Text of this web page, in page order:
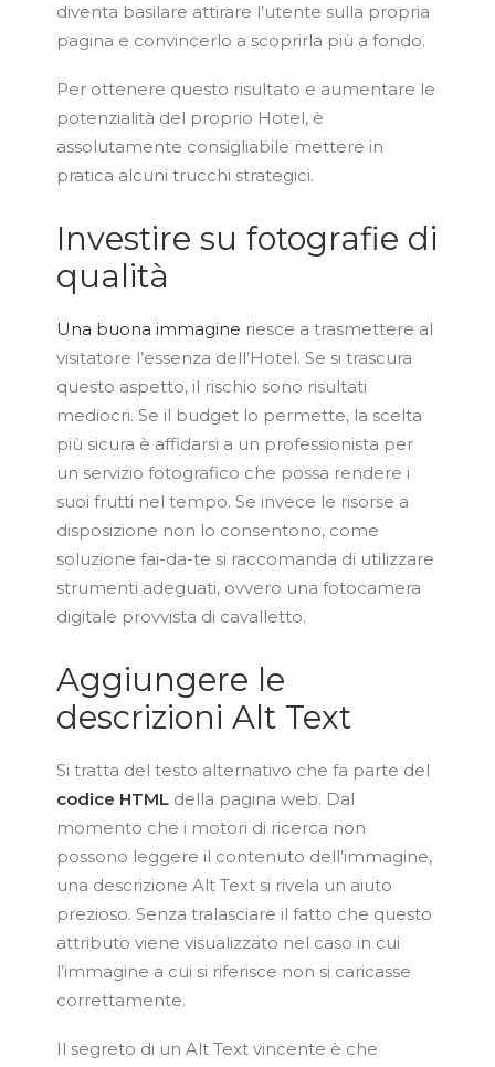
diventa basilare attirare l’utente sulla propria
pagina e convincerlo a scoprirla più a fondo.
Per ottenere questo risultato e aumentare le
potenzialità del proprio Hotel, è
assolutamente consigliabile mettere in
pratica alcuni trucchi strategici.
Investire su fotografie di
qualità
Una buona immagine riesce a trasmettere al
visitatore l’essenza dell’Hotel. Se si trascura
questo aspetto, il rischio sono risultati
mediocri. Se il budget lo permette, la scelta
più sicura è affidarsi a un professionista per
un servizio fotografico che possa rendere i
suoi frutti nel tempo. Se invece le risorse a
disposizione non lo consentono, come
soluzione fai-da-te si raccomanda di utilizzare
strumenti adeguati, ovvero una fotocamera
digitale provvista di cavalletto.
Aggiungere le
descrizioni Alt Text
Si tratta del testo alternativo che fa parte del
codice HTML della pagina web. Dal
momento che i motori di ricerca non
possono leggere il contenuto dell’immagine,
una descrizione Alt Text si rivela un aiuto
prezioso. Senza tralasciare il fatto che questo
attributo viene visualizzato nel caso in cui
l’immagine a cui si riferisce non si caricasse
correttamente.
Il segreto di un Alt Text vincente è che